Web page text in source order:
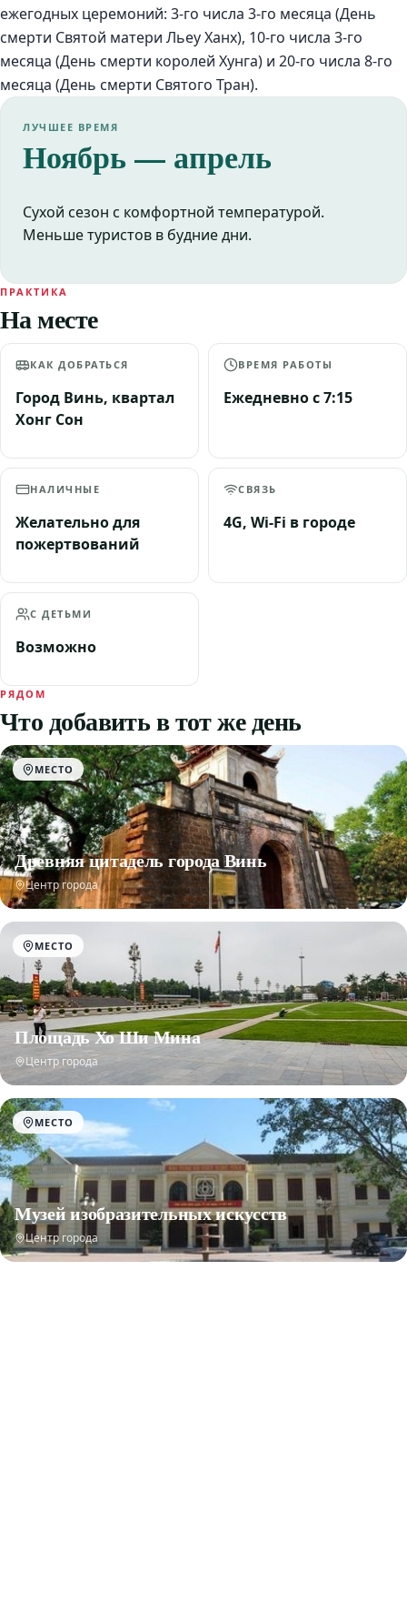
ежегодных церемоний: 3-го числа 3-го месяца (День
смерти Святой матери Льеу Ханх), 10-го числа 3-го
месяца (День смерти королей Хунга) и 20-го числа 8-го
месяца (День смерти Святого Тран).
ЛУЧШЕЕ ВРЕМЯ
Ноябрь — апрель
Сухой сезон с комфортной температурой.
Меньше туристов в будние дни.
ПРАКТИКА
На месте
КАК ДОБРАТЬСЯ
Город Винь, квартал
Хонг Сон
ВРЕМЯ РАБОТЫ
Ежедневно с 7:15
НАЛИЧНЫЕ
Желательно для
пожертвований
СВЯЗЬ
4G, Wi-Fi в городе
С ДЕТЬМИ
Возможно
РЯДОМ
Что добавить в тот же день
МЕСТО
Древняя цитадель города Винь
Центр города
МЕСТО
Площадь Хо Ши Мина
Центр города
МЕСТО
Музей изобразительных искусств
Центр города